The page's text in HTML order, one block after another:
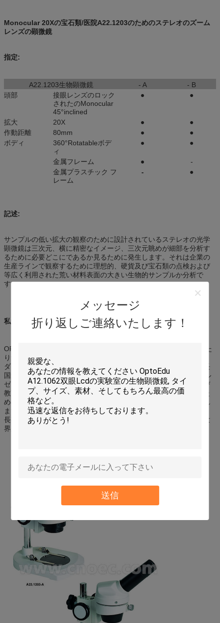
メッセージ
折り返しご連絡いたします！
送信
Monocular 20Xの宝石類/医院A22.1203のためのステレオのズーム
レンズの顕微鏡
指定:
A22.1203生物顕微鏡 - A
- B
頭部
接眼レンズのロック
されたのMonocular
45°inclined
● ●
拡大 20X ●
●
作動距離
80mm ●
●
ボディ
360°Rotatableボデ
ィ
● ●
金属フレーム ●
-
金属プラスチック フ
レーム
- ●
記述:
サンプルの低い拡大の観察のために設計されているステレオの光学
顕微鏡は三次元、横に精密なイメージ、三次元眺めが細部を分析す
るために必要どこにであるか見るために発生します。それは企業の
生産ラインで観察するために理想的、硬貨及び宝石類の点検および
等広く利用された荒い材料表面の大きい生物的サンプルか分析で
す。
私達について:
OPTO-EDUは顕微鏡およびずっと教育器械の輸出市場で長年にわた
り集中しています。私達の顧客は米国、イギリス、ロシア、カナ
ダ、ドイツ、デンマーク、ポーランド、スウェーデン、アラブ首長
国連邦からあります。カタール、Saudiaアラビア、エジプト、アル
ゼンチン、韓国、タイ、ブラジルおよびより多くの国。光学および
教育プロダクトに集中して、私達はこの分野の製品とサービスのた
めの顧客の優秀なコンサルタントそして製造者であるために託され
ます。私達は中国からのいろいろな種類の顕微鏡のための独特な、
長期優秀な製造者であるように努力します。私達は誠意をこめて世
界からの顧客をいつでも連絡します私達に歓迎します!